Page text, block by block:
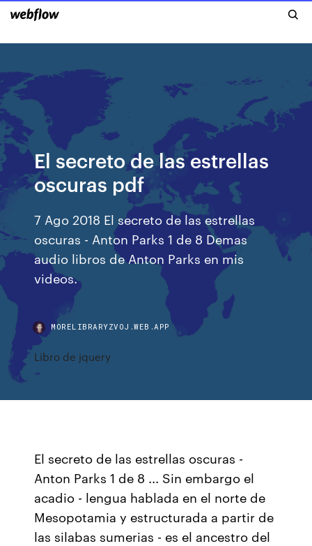
El secreto de las estrellas
oscuras pdf
7 Ago 2018 El secreto de las estrellas
oscuras - Anton Parks 1 de 8 Demas
audio libros de Anton Parks en mis
videos.
MORELIBRARYZVOJ.WEB.APP
Libro de jquery
El secreto de las estrellas oscuras -
Anton Parks 1 de 8 ... Sin embargo el
acadio - lengua hablada en el norte de
Mesopotamia y estructurada a partir de
las silabas sumerias - es el ancestro del